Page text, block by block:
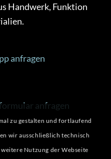
Handwerk, Funktion
anfragen
anfragen
zu gestalten und fortlaufend
wir ausschließlich technisch
Nutzung der Webseite